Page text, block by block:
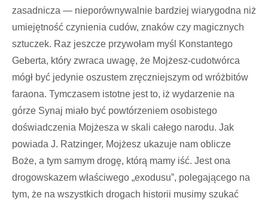
zasadnicza — nieporównywalnie bardziej wiarygodna niż
umiejętność czynienia cudów, znaków czy magicznych
sztuczek. Raz jeszcze przywołam myśl Konstantego
Geberta, który zwraca uwagę, że Mojżesz-cudotwórca
mógł być jedynie oszustem zręczniejszym od wróżbitów
faraona. Tymczasem istotne jest to, iż wydarzenie na
górze Synaj miało być powtórzeniem osobistego
doświadczenia Mojżesza w skali całego narodu. Jak
powiada J. Ratzinger, Mojżesz ukazuje nam oblicze
Boże, a tym samym drogę, którą mamy iść. Jest ona
drogowskazem właściwego „exodusu”, polegającego na
tym, że na wszystkich drogach historii musimy szukać